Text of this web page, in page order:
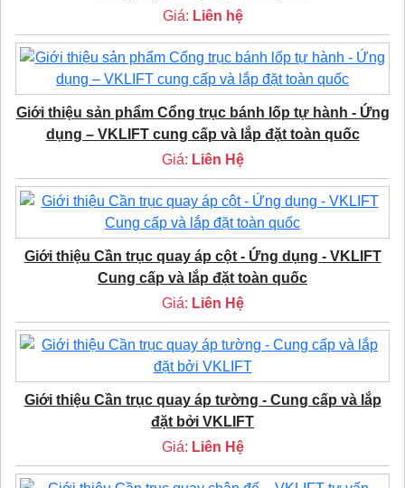
Giá: Liên hệ
Giới thiệu sản phẩm Cổng trục bánh lốp tự hành - Ứng
dụng – VKLIFT cung cấp và lắp đặt toàn quốc
Giá: Liên Hệ
Giới thiệu Cần trục quay áp cột - Ứng dụng - VKLIFT
Cung cấp và lắp đặt toàn quốc
Giá: Liên Hệ
Giới thiệu Cần trục quay áp tường - Cung cấp và lắp
đặt bởi VKLIFT
Giá: Liên Hệ